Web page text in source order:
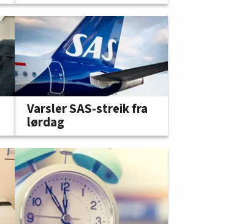
Varsler SAS-streik fra
lørdag